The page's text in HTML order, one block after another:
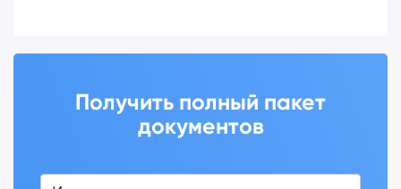
Получить полный пакет
документов